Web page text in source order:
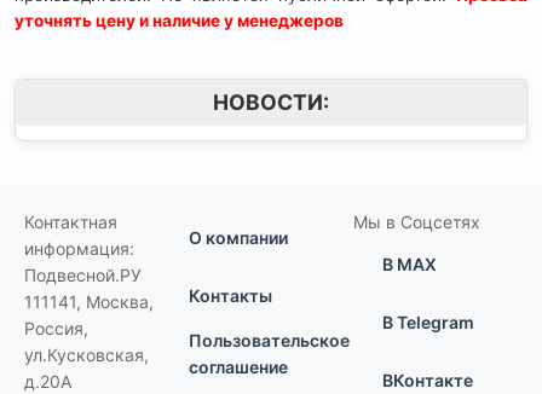
уточнять цену и наличие у менеджеров
НОВОСТИ:
Контактная
информация:
Подвесной.РУ
111141, Москва,
Россия,
ул.Кусковская,
д.20А
О компании
Контакты
Пользовательское
соглашение
Мы в Соцсетях
В MAX
В Telegram
ВКонтакте